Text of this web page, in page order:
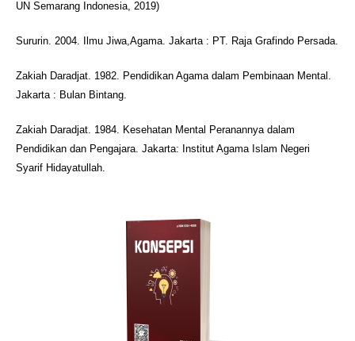
UN Semarang Indonesia, 2019)
Sururin. 2004. Ilmu Jiwa,Agama. Jakarta : PT. Raja Grafindo Persada.
Zakiah Daradjat. 1982. Pendidikan Agama dalam Pembinaan Mental.
Jakarta : Bulan Bintang.
Zakiah Daradjat. 1984. Kesehatan Mental Peranannya dalam
Pendidikan dan Pengajara. Jakarta: Institut Agama Islam Negeri
Syarif Hidayatullah.